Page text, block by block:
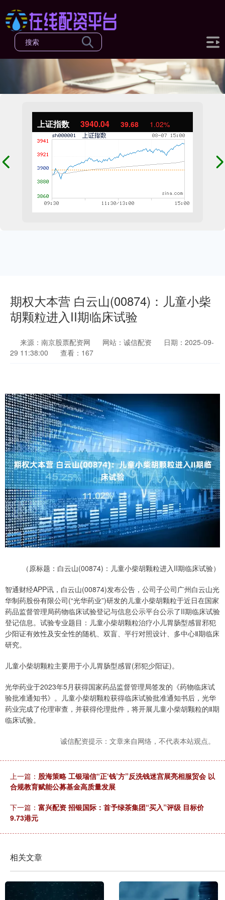
上证指数 3940.04 39.68 1.02%
期权大本营 白云山(00874)：儿童小柴
胡颗粒进入II期临床试验
来源：南京股票配资网 网站：诚信配资
日期：2025-09-
29 11:38:00
查看：167
（原标题：白云山(00874)：儿童小柴胡颗粒进入II期临床试验）
智通财经APP讯，白云山(00874)发布公告，公司子公司广州白云山光
华制药股份有限公司(“光华药业”)研发的儿童小柴胡颗粒于近日在国家
药品监督管理局药物临床试验登记与信息公示平台公示了II期临床试验
登记信息。试验专业题目：儿童小柴胡颗粒治疗小儿胃肠型感冒邪犯
少阳证有效性及安全性的随机、双盲、平行对照设计、多中心Ⅱ期临床
研究。
儿童小柴胡颗粒主要用于小儿胃肠型感冒(邪犯少阳证)。
光华药业于2023年5月获得国家药品监督管理局签发的《药物临床试
验批准通知书》。儿童小柴胡颗粒获得临床试验批准通知书后，光华
药业完成了伦理审查，并获得伦理批件，将开展儿童小柴胡颗粒的Ⅱ期
临床试验。
诚信配资提示：文章来自网络，不代表本站观点。
上一篇： 股海策略 工银瑞信“正‘钱’方”反洗钱迷宫展亮相服贸会 以
合规教育赋能公募基金高质量发展
下一篇： 富兴配资 招银国际：首予绿茶集团“买入”评级 目标价
9.73港元
相关文章